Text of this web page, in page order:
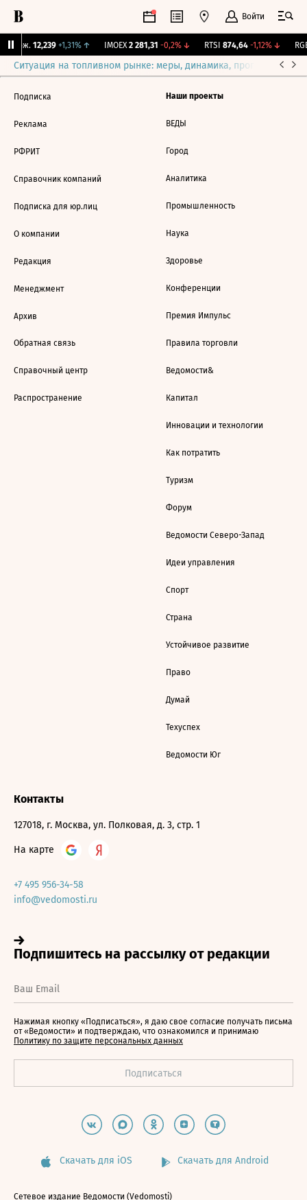
Войти
Бирж. 12,239 +1,31%↑ IMOEX 2 281,31 -0,2%↓ RTSI 874,64 -1,12%↓
Ситуация на топливном рынке: меры, динамика, прогнозы
Подписка
Реклама
РФРИТ
Справочник компаний
Подписка для юр.лиц
О компании
Редакция
Менеджмент
Архив
Обратная связь
Справочный центр
Распространение
Наши проекты
ВЕДЫ
Город
Аналитика
Промышленность
Наука
Здоровье
Конференции
Премия Импульс
Правила торговли
Ведомости&
Капитал
Инновации и технологии
Как потратить
Туризм
Форум
Ведомости Северо-Запад
Идеи управления
Спорт
Страна
Устойчивое развитие
Право
Думай
Техуспех
Ведомости Юг
Контакты
127018, г. Москва, ул. Полковая, д. 3, стр. 1
На карте
+7 495 956-34-58
info@vedomosti.ru
Нажимая кнопку «Подписаться», я даю свое согласие получать письма
от «Ведомости» и подтверждаю, что ознакомился и принимаю
Политику по защите персональных данных
Скачать для iOS Скачать для Android
Сетевое издание Ведомости (Vedomosti)